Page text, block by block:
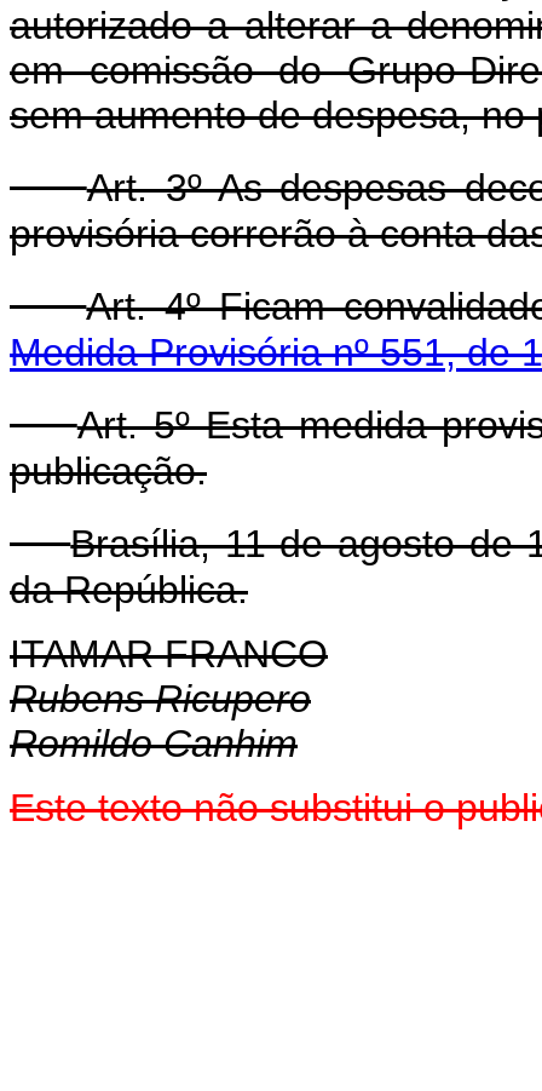
autorizado a alterar a
em comissão do Grupo-
sem aumento de despesa,
Art. 3º As despesas
provisória correrão à conta
Art. 4º Ficam
Medida Provisória nº 551, de
Art. 5º Esta medida
publicação.
Brasília, 11 de agosto de
da República.
ITAMAR FRANCO
Rubens Ricupero
Romildo Canhim
Este texto não substitui o